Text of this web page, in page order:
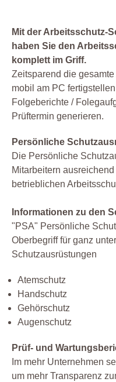
Mit der Arbeitsschutz-
haben Sie den
komplett im Griff.
Zeitsparend die
mobil am PC
Folgeberichte /
Prüftermin generieren.
Persönliche
Die Persönliche
Mitarbeitern
betrieblichen
Informationen zu den
"PSA" Persönliche
Oberbegriff für ganz
Schutzausrüstungen
Atemschutz
Handschutz
Gehörschutz
Augenschutz
Prüf- und
Im mehr Unternehmen
um mehr Transparenz